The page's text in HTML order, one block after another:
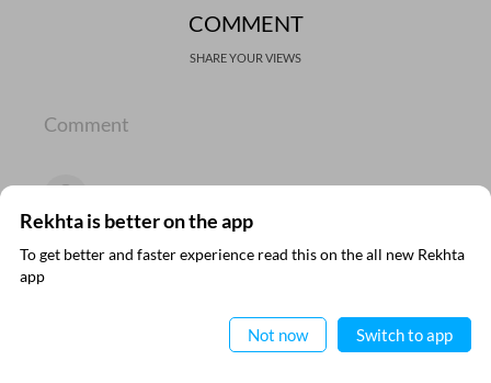
COMMENT
SHARE YOUR VIEWS
Comment
Rekhta is better on the app
To get better and faster experience read this on the all new Rekhta
app
Not now Switch to app